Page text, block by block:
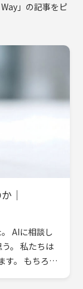
」の記事をピ
｜
AIに相談し
。 私たちは
す。 もちろ